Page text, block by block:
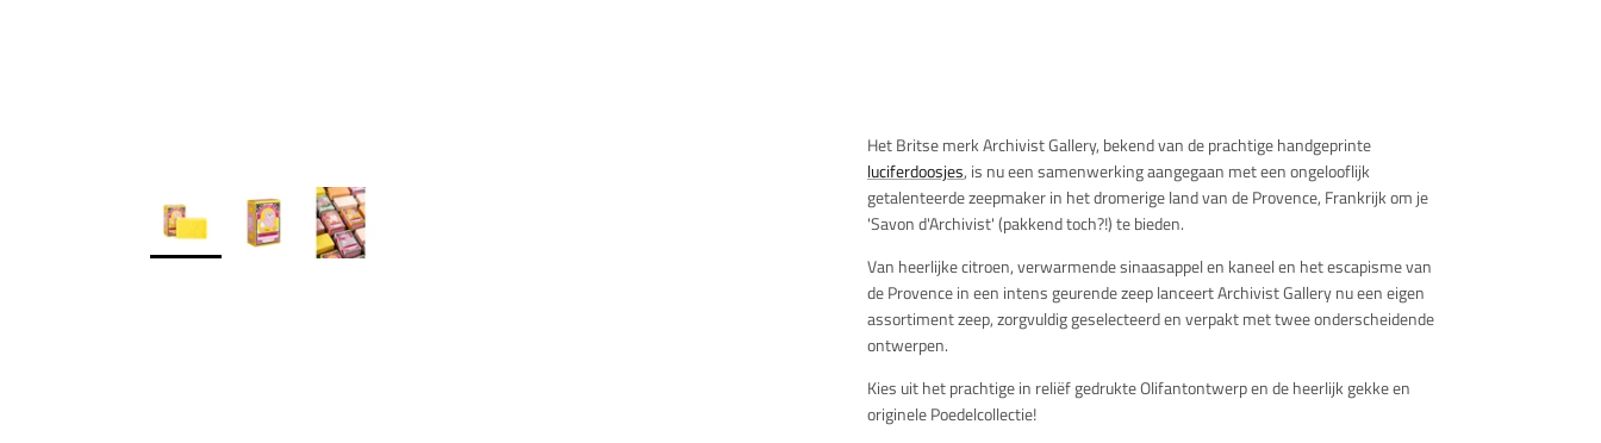
Beschrijving
Het Britse merk Archivist Gallery, bekend van de prachtige handgeprinte
luciferdoosjes, is nu een samenwerking aangegaan met een ongelooflijk
getalenteerde zeepmaker in het dromerige land van de Provence, Frankrijk om je
'Savon d'Archivist' (pakkend toch?!) te bieden.
Van heerlijke citroen, verwarmende sinaasappel en kaneel en het escapisme van
de Provence in een intens geurende zeep lanceert Archivist Gallery nu een eigen
assortiment zeep, zorgvuldig geselecteerd en verpakt met twee onderscheidende
ontwerpen.
Kies uit het prachtige in reliëf gedrukte Olifantontwerp en de heerlijk gekke en
originele Poedelcollectie!